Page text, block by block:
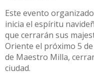
Este evento
inicia el espíritu
que cerrarán sus
Oriente el próximo 5
de Maestro Milla,
ciudad.